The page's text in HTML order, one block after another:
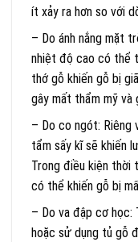
ít xảy ra hơn so với
– Do ánh nắng mặt
nhiệt độ cao có thể
thớ gỗ khiến gỗ bị
gây mất thẩm mỹ và
– Do co ngót: Riêng
tẩm sấy kĩ sẽ khiến
Trong điều kiện thời
có thể khiến gỗ bị
– Do va đập cơ học:
hoặc sử dụng tủ gỗ